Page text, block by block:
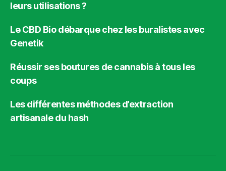
leurs utilisations ?
Le CBD Bio débarque chez les buralistes avec
Genetik
Réussir ses boutures de cannabis à tous les
coups
Les différentes méthodes d’extraction
artisanale du hash